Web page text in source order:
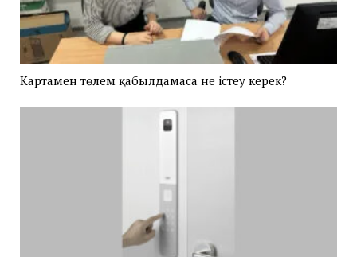
Картамен төлем қабылдамаса не істеу керек?